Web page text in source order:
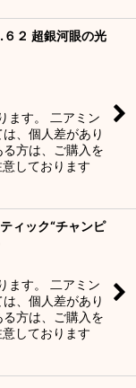
６２ 超銀河眼の光
ます。 二アミン
、個人差があり
方は、ご購入を
しております
ィック“チャンピ
ます。 二アミン
、個人差があり
方は、ご購入を
しております